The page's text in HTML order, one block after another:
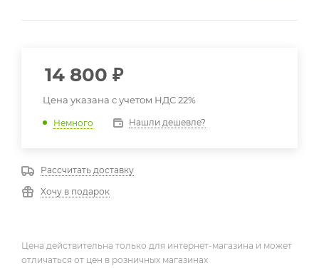
14 800 ₽
Цена указана с учетом НДС 22%
Немного Нашли дешевле?
Рассчитать доставку
Хочу в подарок
Цена действительна только для интернет-магазина и может
отличаться от цен в розничных магазинах